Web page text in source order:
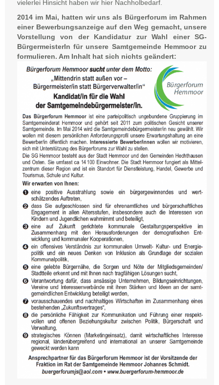
vielerlei Hinsicht haben wir hier Nachholbedarf.
2014 im Mai, hatten wir uns als Bürgerforum im Rahmen
einer Bewerbungsanzeige auf den Weg gemacht, unsere
Vorstellung von der Kandidatur zur Wahl einer SG-
BürgermeisterIn für unsere Samtgemeinde Hemmoor zu
formulieren. Am Inhalt hat sich nichts geändert: